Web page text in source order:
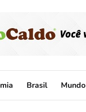
Brasil Mundo